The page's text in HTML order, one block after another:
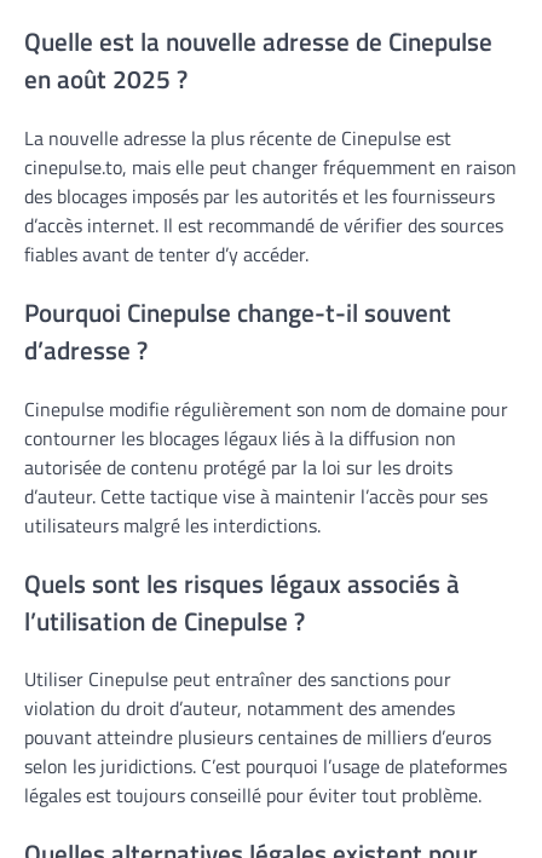
Quelle est la nouvelle adresse de Cinepulse
en août 2025 ?
La nouvelle adresse la plus récente de Cinepulse est
cinepulse.to, mais elle peut changer fréquemment en raison
des blocages imposés par les autorités et les fournisseurs
d’accès internet. Il est recommandé de vérifier des sources
fiables avant de tenter d’y accéder.
Pourquoi Cinepulse change-t-il souvent
d’adresse ?
Cinepulse modifie régulièrement son nom de domaine pour
contourner les blocages légaux liés à la diffusion non
autorisée de contenu protégé par la loi sur les droits
d’auteur. Cette tactique vise à maintenir l’accès pour ses
utilisateurs malgré les interdictions.
Quels sont les risques légaux associés à
l’utilisation de Cinepulse ?
Utiliser Cinepulse peut entraîner des sanctions pour
violation du droit d’auteur, notamment des amendes
pouvant atteindre plusieurs centaines de milliers d’euros
selon les juridictions. C’est pourquoi l’usage de plateformes
légales est toujours conseillé pour éviter tout problème.